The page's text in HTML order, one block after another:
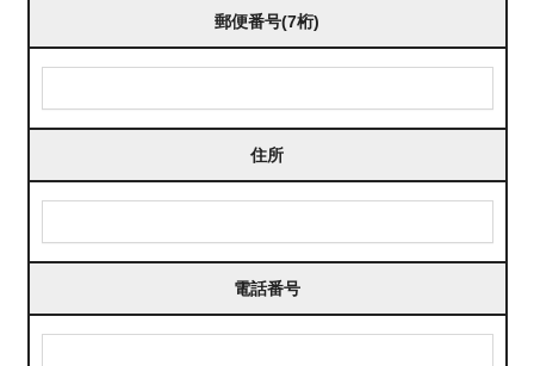
郵便番号(7桁)
住所
電話番号